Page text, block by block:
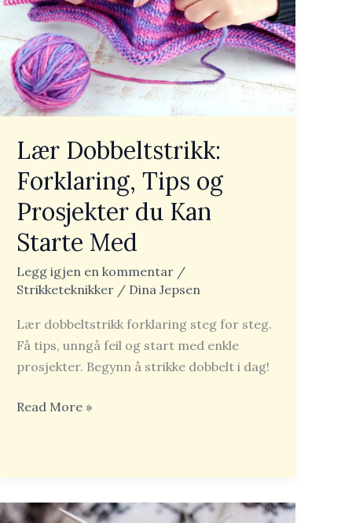
Lær Dobbeltstrikk:
Forklaring, Tips og
Prosjekter du Kan
Starte Med
Legg igjen en kommentar /
Strikketeknikker / Dina Jepsen
Lær dobbeltstrikk forklaring steg for steg.
Få tips, unngå feil og start med enkle
prosjekter. Begynn å strikke dobbelt i dag!
og
Prosjekter
du
Kan
Starte
Med
Read More »
Mønsterstrikk